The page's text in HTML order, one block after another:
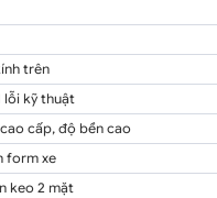
trên
lỗi kỹ thuật
cấp, độ bền cao
form xe
keo 2 mặt